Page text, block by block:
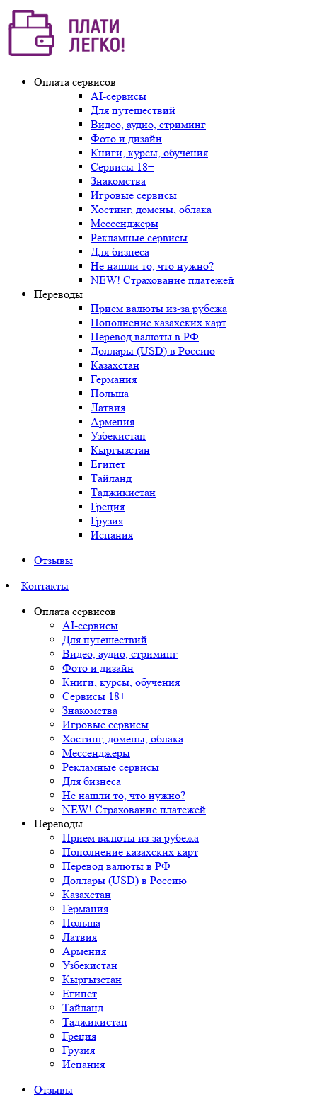
Оплата сервисов
AI-сервисы
Для путешествий
Видео, аудио, стриминг
Фото и дизайн
Книги, курсы, обучения
Сервисы 18+
Знакомства
Игровые сервисы
Хостинг, домены, облака
Мессенджеры
Рекламные сервисы
Для бизнеса
Не нашли то, что нужно?
NEW! Страхование платежей
Переводы
Прием валюты из-за рубежа
Пополнение казахских карт
Перевод валюты в РФ
Доллары (USD) в Россию
Казахстан
Германия
Польша
Латвия
Армения
Узбекистан
Кыргызстан
Египет
Тайланд
Таджикистан
Греция
Грузия
Испания
Отзывы
Контакты
Оплата сервисов
AI-сервисы
Для путешествий
Видео, аудио, стриминг
Фото и дизайн
Книги, курсы, обучения
Сервисы 18+
Знакомства
Игровые сервисы
Хостинг, домены, облака
Мессенджеры
Рекламные сервисы
Для бизнеса
Не нашли то, что нужно?
NEW! Страхование платежей
Переводы
Прием валюты из-за рубежа
Пополнение казахских карт
Перевод валюты в РФ
Доллары (USD) в Россию
Казахстан
Германия
Польша
Латвия
Армения
Узбекистан
Кыргызстан
Египет
Тайланд
Таджикистан
Греция
Грузия
Испания
Отзывы